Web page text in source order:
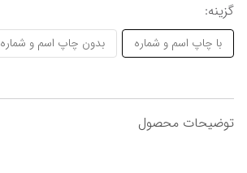
گزینه:
با چاپ اسم و شماره بدون چاپ اسم و شماره
توضیحات محصول